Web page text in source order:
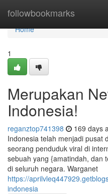
followbookmarks
Home
Home
1
Merupakan
Indonesia!
reganztop741398 169 days
Indonesia telah menjadi pusat
seorang penduduk viral di
sebuah yang {amatindah, dan
di seluruh negara. Warganet
https://
indonesia